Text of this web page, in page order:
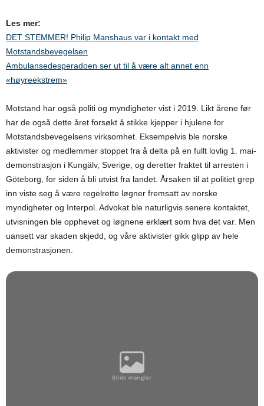
Les mer:
DET STEMMER! Philip Manshaus var i kontakt med
Motstandsbevegelsen
Ambulansedesperadoen ser ut til å være alt annet enn
«høyreekstrem»
Motstand har også politi og myndigheter vist i 2019. Likt årene før
har de også dette året forsøkt å stikke kjepper i hjulene for
Motstandsbevegelsens virksomhet. Eksempelvis ble norske
aktivister og medlemmer stoppet fra å delta på en fullt lovlig 1. mai-
demonstrasjon i Kungälv, Sverige, og deretter fraktet til arresten i
Göteborg, for siden å bli utvist fra landet. Årsaken til at politiet grep
inn viste seg å være regelrette løgner fremsatt av norske
myndigheter og Interpol. Advokat ble naturligvis senere kontaktet,
utvisningen ble opphevet og løgnene erklært som hva det var. Men
uansett var skaden skjedd, og våre aktivister gikk glipp av hele
demonstrasjonen.